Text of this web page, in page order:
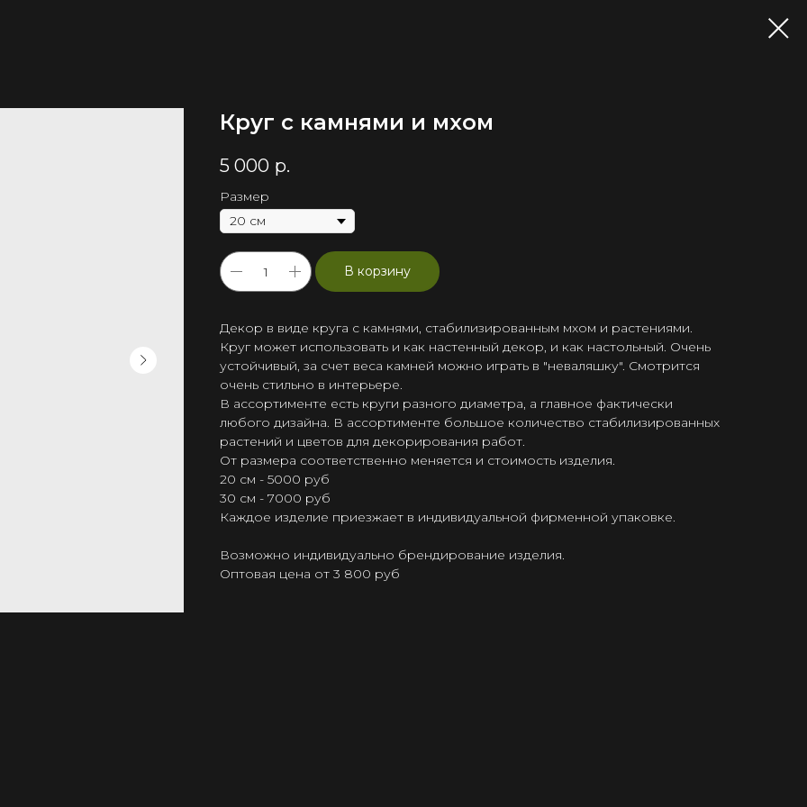
Круг с камнями и мхом
5 000 р.
Размер
В корзину
Декор в виде круга с камнями, стабилизированным мхом и растениями.
Круг может использовать и как настенный декор, и как настольный. Очень
устойчивый, за счет веса камней можно играть в "неваляшку". Смотрится
очень стильно в интерьере.
В ассортименте есть круги разного диаметра, а главное фактически
любого дизайна. В ассортименте большое количество стабилизированных
растений и цветов для декорирования работ.
От размера соответственно меняется и стоимость изделия.
20 см - 5000 руб
30 см - 7000 руб
Каждое изделие приезжает в индивидуальной фирменной упаковке.
Возможно индивидуально брендирование изделия.
Оптовая цена от 3 800 руб